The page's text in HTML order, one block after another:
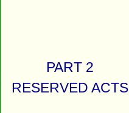
PART 2
RESERVED ACTS